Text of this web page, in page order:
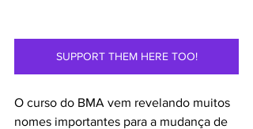
SUPPORT THEM HERE TOO!
O curso do BMA vem revelando muitos
nomes importantes para a mudança de